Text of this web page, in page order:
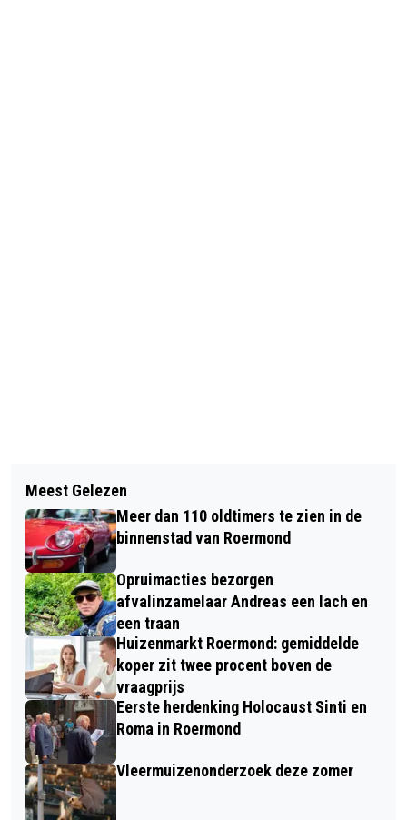
VIDEO - ENITH LINSSEN EN THEO DE
GROOD MET LIMBURGSE ODE AAN
MANTELZORGERS |
BILLIJKE VERGOEDING VAN 750.000
EURO VOOR CFO NA ONGEGROND
ONTSLAG
Meest Gelezen
Meer dan 110 oldtimers te zien in de
binnenstad van Roermond
Opruimacties bezorgen
afvalinzamelaar Andreas een lach en
een traan
Huizenmarkt Roermond: gemiddelde
koper zit twee procent boven de
vraagprijs
Eerste herdenking Holocaust Sinti en
Roma in Roermond
Vleermuizenonderzoek deze zomer